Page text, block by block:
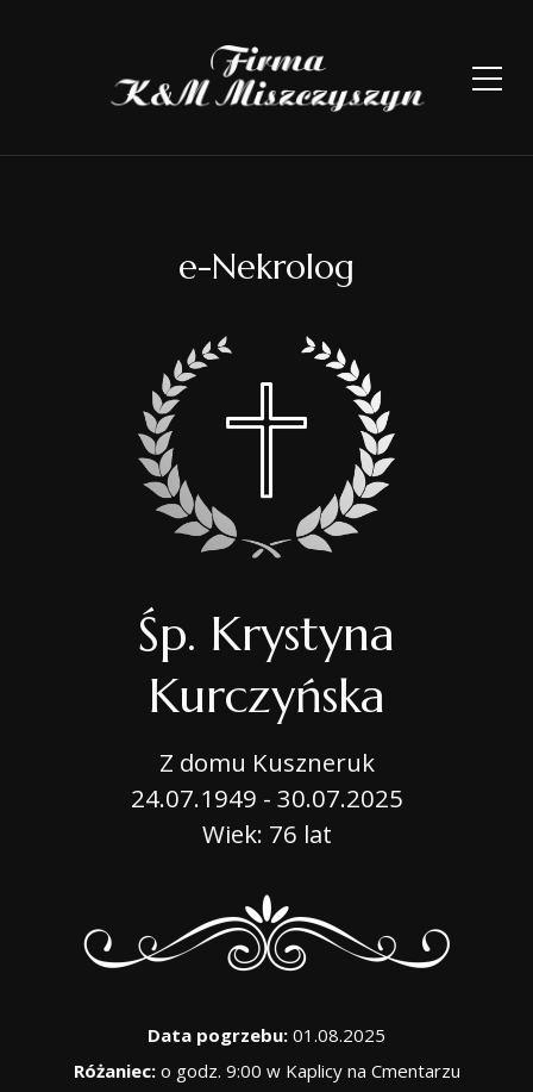
e-Nekrolog
Śp. Krystyna
Kurczyńska
Z domu Kuszneruk
24.07.1949 - 30.07.2025
Wiek: 76 lat
Data pogrzebu: 01.08.2025
Różaniec:o godz. 9:00 w Kaplicy na Cmentarzu